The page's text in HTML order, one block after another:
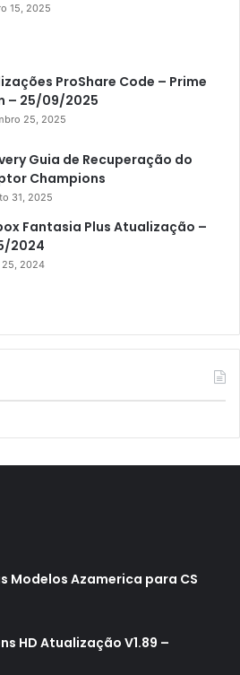
15, 2025
ProShare Code – Prime
– 25/09/2025
25, 2025
Guia de Recuperação do
Champions
31, 2025
Fantasia Plus Atualização –
2024
25, 2024
Modelos Azamerica para CS
HD Atualização V1.89 –